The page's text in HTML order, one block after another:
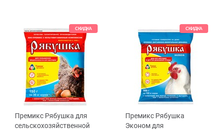
СКИДКА
Премикс Рябушка для
сельскохозяйственной
СКИДКА
Премикс Рябушка
Эконом для